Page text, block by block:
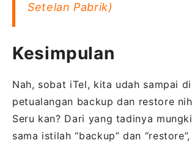
Setelan Pabrik)
Kesimpulan
Nah, sobat iTel, kita udah sampai
petualangan backup dan restore
Seru kan? Dari yang tadinya
sama istilah “backup” dan